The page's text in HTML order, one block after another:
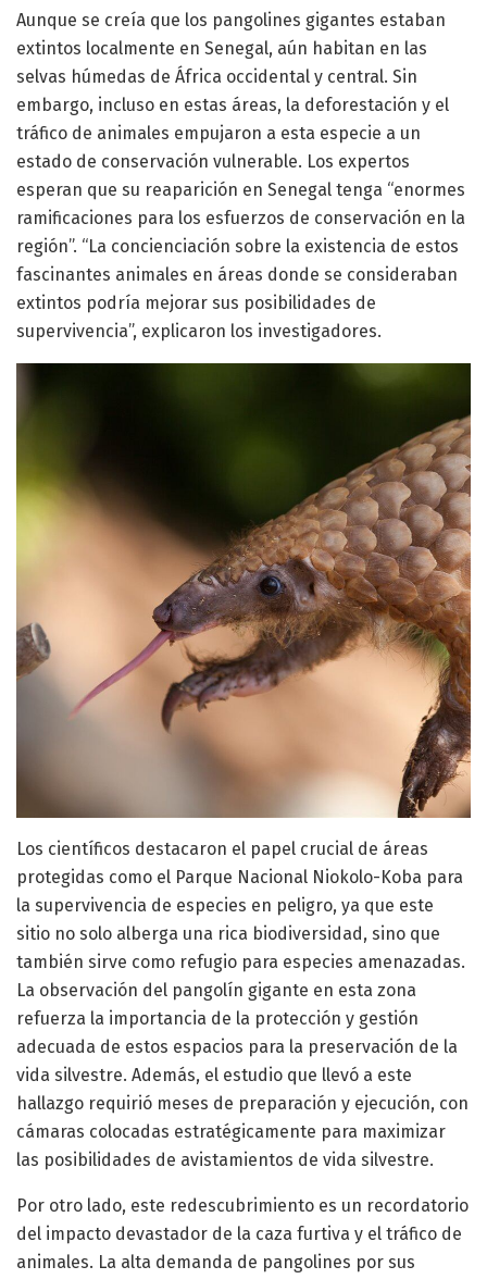
Aunque se creía que los pangolines gigantes estaban
extintos localmente en Senegal, aún habitan en las
selvas húmedas de África occidental y central. Sin
embargo, incluso en estas áreas, la deforestación y el
tráfico de animales empujaron a esta especie a un
estado de conservación vulnerable. Los expertos
esperan que su reaparición en Senegal tenga “enormes
ramificaciones para los esfuerzos de conservación en la
región”. “La concienciación sobre la existencia de estos
fascinantes animales en áreas donde se consideraban
extintos podría mejorar sus posibilidades de
supervivencia”, explicaron los investigadores.
Los científicos destacaron el papel crucial de áreas
protegidas como el Parque Nacional Niokolo-Koba para
la supervivencia de especies en peligro, ya que este
sitio no solo alberga una rica biodiversidad, sino que
también sirve como refugio para especies amenazadas.
La observación del pangolín gigante en esta zona
refuerza la importancia de la protección y gestión
adecuada de estos espacios para la preservación de la
vida silvestre. Además, el estudio que llevó a este
hallazgo requirió meses de preparación y ejecución, con
cámaras colocadas estratégicamente para maximizar
las posibilidades de avistamientos de vida silvestre.
Por otro lado, este redescubrimiento es un recordatorio
del impacto devastador de la caza furtiva y el tráfico de
animales. La alta demanda de pangolines por sus